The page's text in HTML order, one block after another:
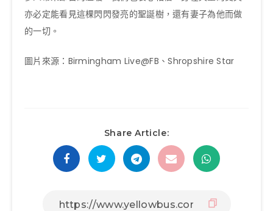
亦必定能看見這棵閃閃發亮的聖誕樹，還有妻子為他而做
的一切。
圖片來源：Birmingham Live@FB、Shropshire Star
Share Article: